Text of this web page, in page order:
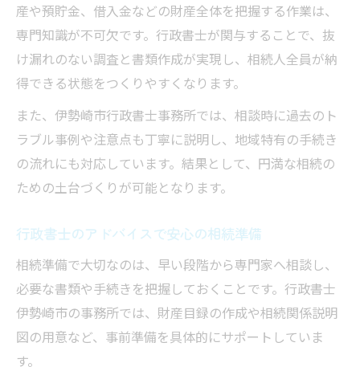
産や預貯金、借入金などの財産全体を把握する作業は、
専門知識が不可欠です。行政書士が関与することで、抜
け漏れのない調査と書類作成が実現し、相続人全員が納
得できる状態をつくりやすくなります。
また、伊勢崎市行政書士事務所では、相談時に過去のト
ラブル事例や注意点も丁寧に説明し、地域特有の手続き
の流れにも対応しています。結果として、円満な相続の
ための土台づくりが可能となります。
行政書士のアドバイスで安心の相続準備
相続準備で大切なのは、早い段階から専門家へ相談し、
必要な書類や手続きを把握しておくことです。行政書士
伊勢崎市の事務所では、財産目録の作成や相続関係説明
図の用意など、事前準備を具体的にサポートしていま
す。